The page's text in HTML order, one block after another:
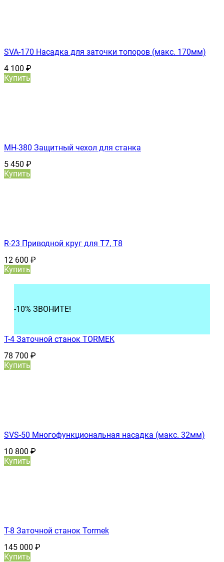
SVA-170 Насадка для заточки топоров (макс. 170мм)
4 100 ₽
Купить
MH-380 Защитный чехол для станка
5 450 ₽
Купить
R-23 Приводной круг для Т7, T8
12 600 ₽
Купить
-10% ЗВОНИТЕ!
T-4 Заточной станок TORMEK
78 700 ₽
Купить
SVS-50 Многофункциональная насадка (макс. 32мм)
10 800 ₽
Купить
T-8 Заточной станок Tormek
145 000 ₽
Купить